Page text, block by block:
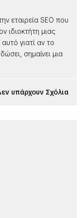
εταιρεία SEO που
ιδιοκτήτη μιας
γιατί αν το
σημαίνει μια
υπάρχουν Σχόλια